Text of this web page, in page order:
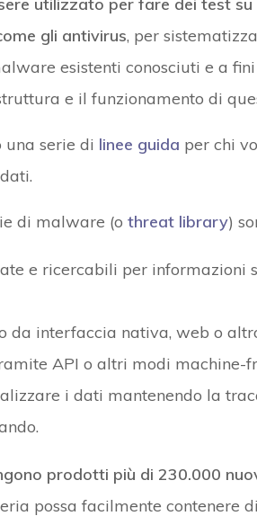
gli antivirus, per
esistenti conosciuti e a
e il funzionamento di
serie di linee guida per chi
di malware (o threat library)
e ricercabili per informazioni
da interfaccia nativa, web o
API o altri modi machine-
i dati mantenendo la
prodotti più di 230.000
possa facilmente contenere